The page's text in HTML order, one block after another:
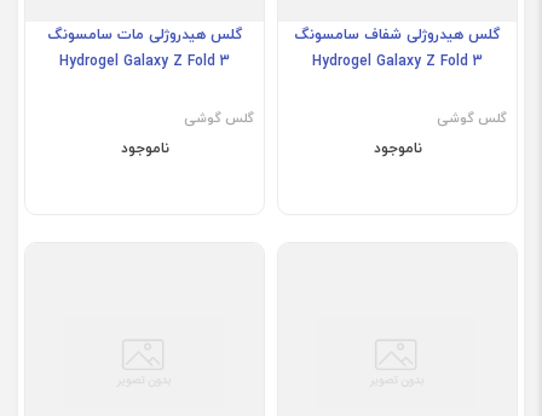
گلس هیدروژلی شفاف سامسونگ
Hydrogel Galaxy Z Fold 3
گلس گوشی
ناموجود
گلس هیدروژلی مات سامسونگ
Hydrogel Galaxy Z Fold 3
گلس گوشی
ناموجود